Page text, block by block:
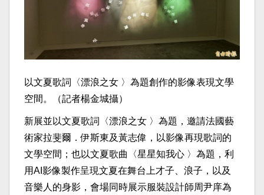
以文夏歌詞〈漂浪之女 〉為題創作的影像表現文學
空間。（記者楊金城攝）
新展並以文夏歌詞〈漂浪之女 〉為題，邀請法國藝
術家拉斐爾．伊斯東及黃志偉，以影像再現歌詞的
文學空間；也以文夏歌曲〈星星知我心 〉為題，利
用AI影像製作呈現文夏在舞台上才子、浪子，以及
音樂人的身影，會場同時展示服裝設計師周尹庠為